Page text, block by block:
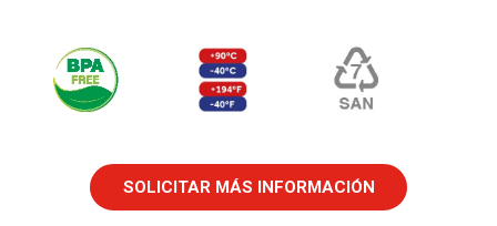
SOLICITAR MÁS INFORMACIÓN